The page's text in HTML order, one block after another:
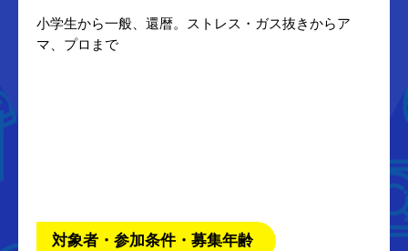
小学生から一般、還暦。ストレス・ガス抜きからア
マ、プロまで
対象者・参加条件・募集年齢